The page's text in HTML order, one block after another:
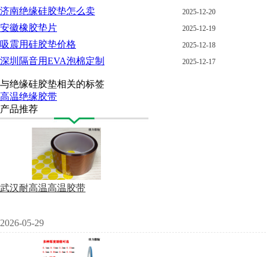
济南绝缘硅胶垫怎么卖 2025-12-20
安徽橡胶垫片 2025-12-19
吸震用硅胶垫价格 2025-12-18
深圳隔音用EVA泡棉定制 2025-12-17
与绝缘硅胶垫相关的标签
高温绝缘胶带
产品推荐
武汉耐高温高温胶带
2026-05-29